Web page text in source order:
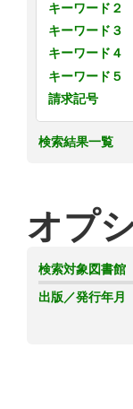
キーワード２
キーワード３
キーワード４
キーワード５
請求記号
検索結果一覧
オプ
検索対象図書館
出版／発行年月